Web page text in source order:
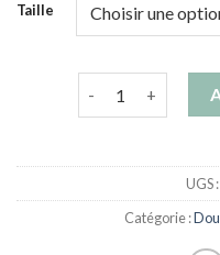
Taille
UGS :
Catégorie :